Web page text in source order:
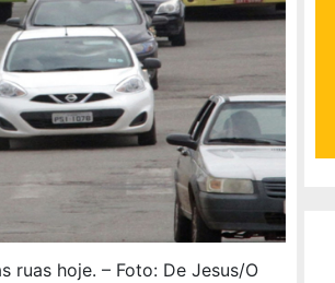
ruas hoje. – Foto: De Jesus/O